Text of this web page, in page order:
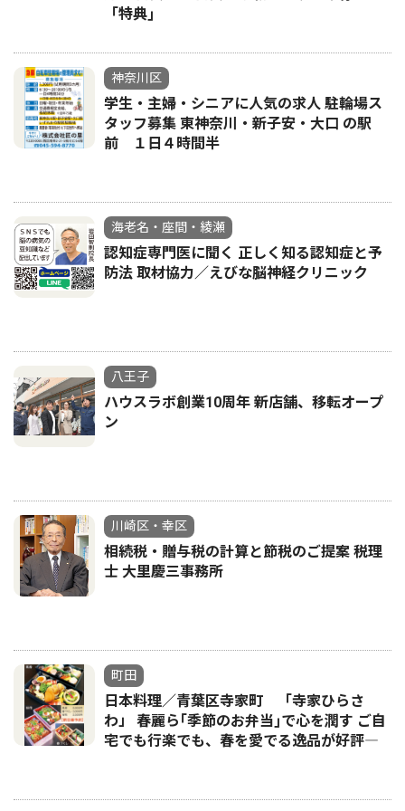
「特典｣
神奈川区
学生・主婦・シニアに人気の求人 駐輪場ス
タッフ募集 東神奈川・新子安・大口 の駅
前 １日４時間半
海老名・座間・綾瀬
認知症専門医に聞く 正しく知る認知症と予
防法 取材協力／えびな脳神経クリニック
八王子
ハウスラボ創業10周年 新店舗、移転オープ
ン
川崎区・幸区
相続税・贈与税の計算と節税のご提案 税理
士 大里慶三事務所
町田
日本料理／青葉区寺家町 「寺家ひらさ
わ」 春麗ら｢季節のお弁当｣で心を潤す ご自
宅でも行楽でも、春を愛でる逸品が好評―